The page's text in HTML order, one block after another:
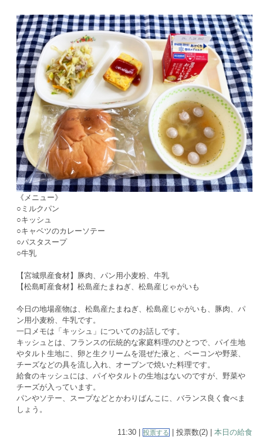
《メニュー》
○ミルクパン
○キッシュ
○キャベツのカレーソテー
○パスタスープ
○牛乳
【宮城県産食材】豚肉、パン用小麦粉、牛乳
【松島町産食材】松島産たまねぎ、松島産じゃがいも
今日の地場産物は、松島産たまねぎ、松島産じゃがいも、豚肉、パ
ン用小麦粉、牛乳です。
一口メモは「キッシュ」についてのお話しです。
キッシュとは、フランスの伝統的な家庭料理のひとつで、パイ生地
やタルト生地に、卵と生クリームを混ぜた液と、ベーコンや野菜、
チーズなどの具を流し入れ、オーブンで焼いた料理です。
給食のキッシュには、パイやタルトの生地はないのですが、野菜や
チーズが入っています。
パンやソテー、スープなどとかわりばんこに、バランス良く食べま
しょう。
11:30 | 投票する | 投票数(2) | 本日の給食